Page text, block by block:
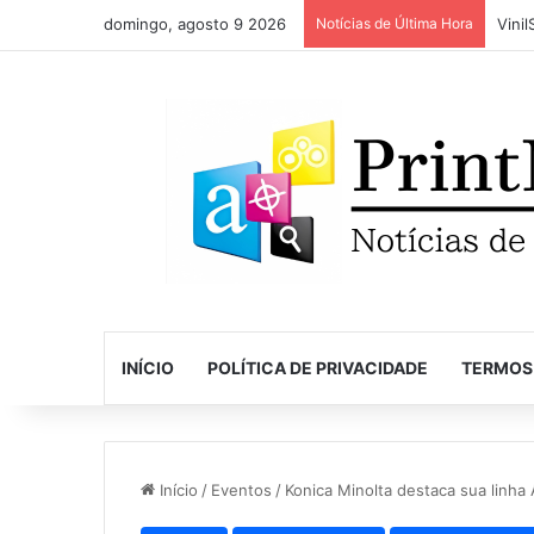
domingo, agosto 9 2026 Notícias de Última Hora
INÍCIO POLÍTICA DE PRIVACIDADE
Início / Eventos / Konica Minolta destaca sua